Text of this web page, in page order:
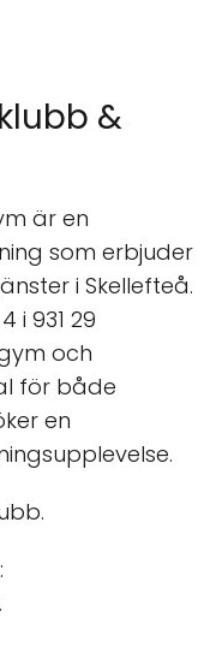
&
är en
som erbjuder
i Skellefteå.
i 931 29
och
för både
en